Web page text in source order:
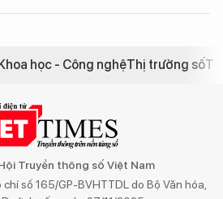
Khoa học - Công nghệThị trường số
Truyền thông số Việt Nam
số 165/GP-BVHTTDL do Bộ Văn hóa,